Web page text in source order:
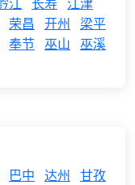
荣昌 开州
梁平
奉节 巫山 巫溪
巴中 达州 甘孜